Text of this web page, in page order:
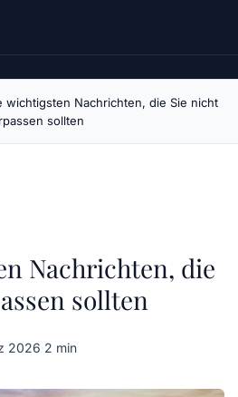
wichtigsten Nachrichten, die Sie nicht
sollten
Nachrichten, die
sollten
2026·2 min